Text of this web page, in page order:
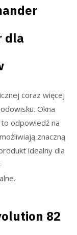
dla
coraz więcej
Okna
odpowiedź na
znaczną
idealny dla
82